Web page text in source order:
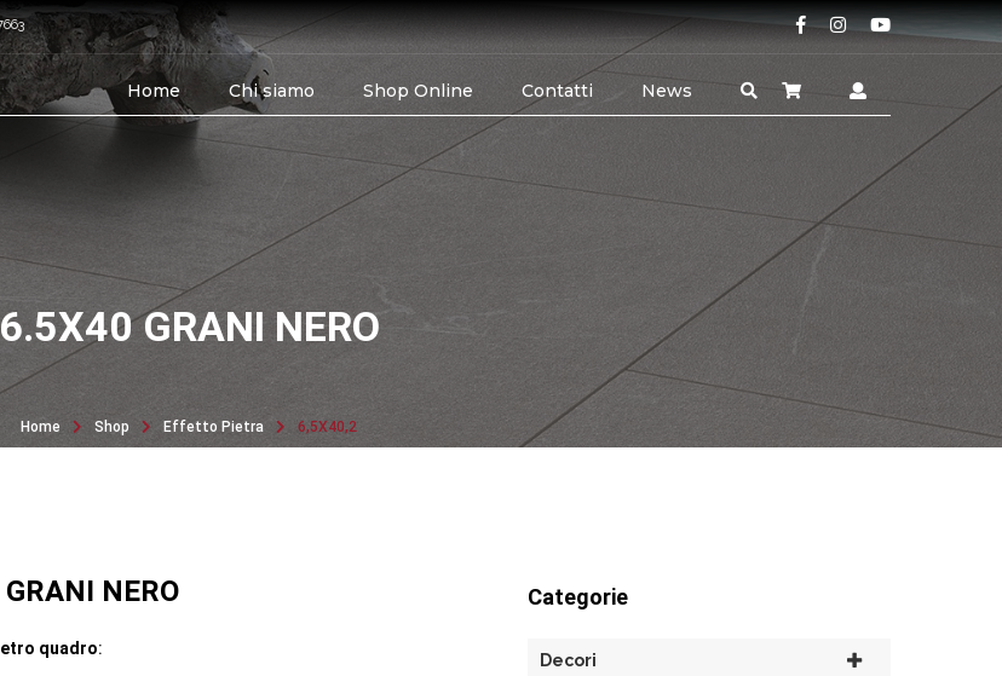
Home Chi siamo Shop Online Contatti News
6.5X40 GRANI NERO
Home Shop Effetto Pietra 6,5X40,2
NERO
quadro:
Categorie
Decori